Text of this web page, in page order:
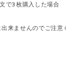
で3枚購入した場合
来ませんのでご注意